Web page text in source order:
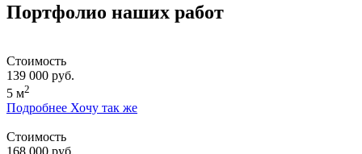
Портфолио наших работ
Стоимость
139 000 руб.
5 м2
Подробнее Хочу так же
Стоимость